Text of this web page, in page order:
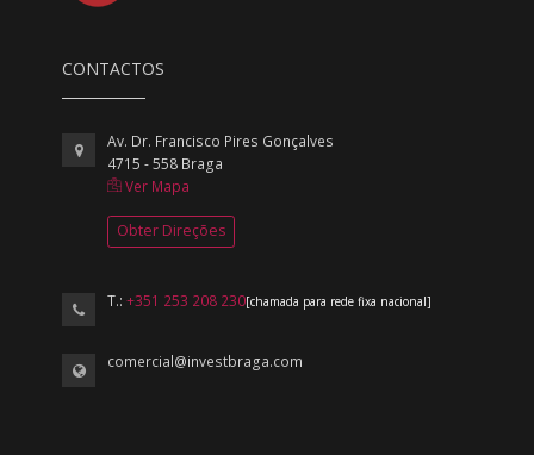
CONTACTOS
Av. Dr. Francisco Pires Gonçalves
4715 - 558 Braga
Ver Mapa
Obter Direções
T.:+351 253 208 230[chamada para rede fixa nacional]
comercial@investbraga.com